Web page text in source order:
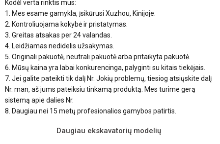
Kodėl verta rinktis mus:
1. Mes esame gamykla, įsikūrusi Xuzhou, Kinijoje.
2. Kontroliuojama kokybė ir pristatymas.
3. Greitas atsakas per 24 valandas.
4. Leidžiamas nedidelis užsakymas.
5. Originali pakuotė, neutrali pakuotė arba pritaikyta pakuotė.
6. Mūsų kaina yra labai konkurencinga, palyginti su kitais tiekėjais.
7. Jei galite pateikti tik dalį Nr. Jokių problemų, tiesiog atsiųskite dalį
Nr. man, aš jums pateiksiu tinkamą produktą. Mes turime gerą
sistemą apie dalies Nr.
8. Daugiau nei 15 metų profesionalios gamybos patirtis.
Daugiau ekskavatorių modelių